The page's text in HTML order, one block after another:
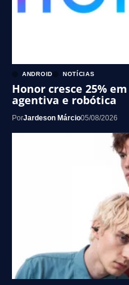
ANDROID NOTÍCIAS
Honor cresce 25%
agentiva e robótica
PorJardeson Márcio05/08/2026